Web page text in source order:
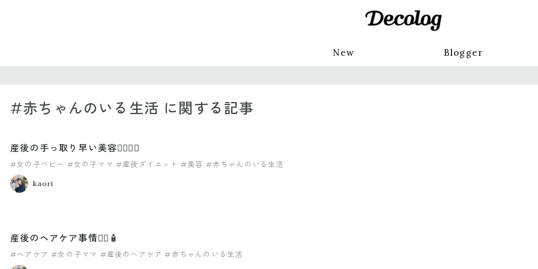
New Blogger
#赤ちゃんのいる生活 に関する記事
産後の手っ取り早い美容🧖🏻‍♀️✨
#女の子ベビー #女の子ママ #産後ダイエット #美容 #赤ちゃんのいる生活
kaori
産後のヘアケア事情🧖‍♀️🧴
#ヘアケア #女の子ママ #産後のヘアケア #赤ちゃんのいる生活